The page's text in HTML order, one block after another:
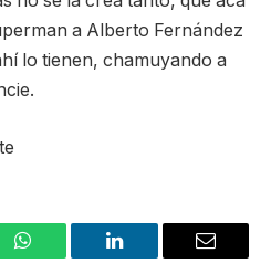
a Alberto Fernández
lo tienen, chamuyando a
WhatsApp LinkedIn Email